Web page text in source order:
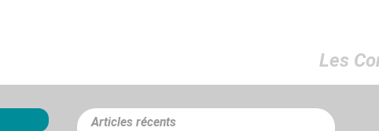
Les
Articles récents